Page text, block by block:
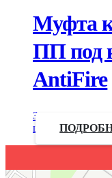
Муфта
ПП под
AntiFire
Запросить
цену